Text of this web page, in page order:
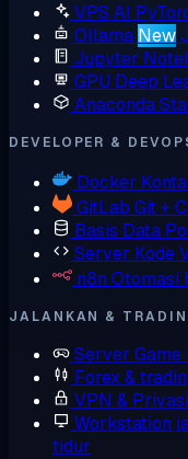
VPS AI
Ollama New
Jupyter
GPU Deep
Anaconda
DEVELOPER &
Docker
GitLab Git +
Basis Data
Server Kode
n8n Otomasi
JALANKAN &
Server Game
Forex &
VPN & Privasi
Workstation
tidur